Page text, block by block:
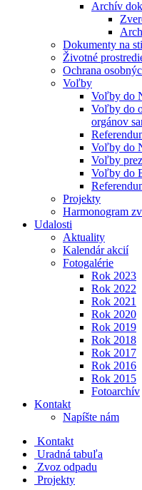
Archív
Dokumenty na
Životné
Ochrana
Voľby
Voľby do
Voľby do
orgánov
Voľby do
Voľby
Voľby do
Projekty
Harmonogram
Udalosti
Aktuality
Kalendár akcií
Fotogalérie
Rok 2023
Rok 2022
Rok 2021
Rok 2020
Rok 2019
Rok 2018
Rok 2017
Rok 2016
Rok 2015
Fotoarchív
Kontakt
Napíšte nám
Kontakt
Uradná tabuľa
Zvoz odpadu
Projekty